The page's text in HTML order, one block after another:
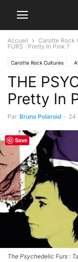
Accueil Carotte Rock
FURS : Pretty In Pink ?
Carotte Rock Cultures
Groupes rock d'aujourd'hui
THE
Pretty In
Par Bruno Polaroid - 24
The Psychedelic Furs :
Save